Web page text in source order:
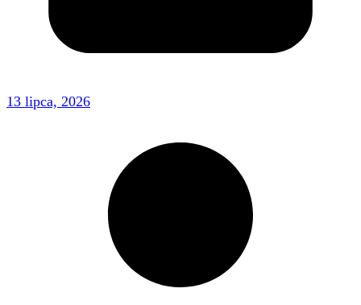
13 lipca, 2026